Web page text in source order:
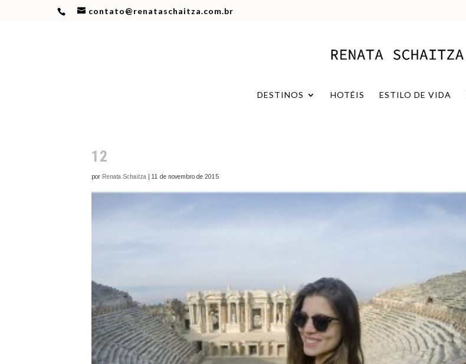
contato@renataschaitza.com.br
DESTINOS HOTÉIS ESTILO DE VIDA
12
por Renata Schaitza 11 de novembro de 2015